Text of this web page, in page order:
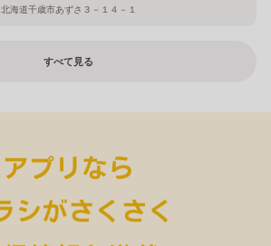
北海道千歳市あずさ３－１４－１
すべて見る